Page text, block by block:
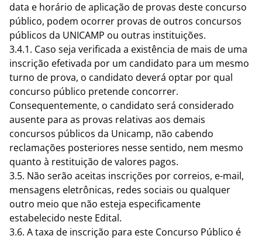
data e horário de aplicação de provas deste concurso
público, podem ocorrer provas de outros concursos
públicos da UNICAMP ou outras instituições.
3.4.1. Caso seja verificada a existência de mais de uma
inscrição efetivada por um candidato para um mesmo
turno de prova, o candidato deverá optar por qual
concurso público pretende concorrer.
Consequentemente, o candidato será considerado
ausente para as provas relativas aos demais
concursos públicos da Unicamp, não cabendo
reclamações posteriores nesse sentido, nem mesmo
quanto à restituição de valores pagos.
3.5. Não serão aceitas inscrições por correios, e-mail,
mensagens eletrônicas, redes sociais ou qualquer
outro meio que não esteja especificamente
estabelecido neste Edital.
3.6. A taxa de inscrição para este Concurso Público é